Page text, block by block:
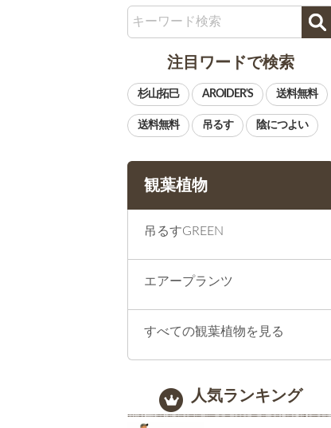
注目ワードで検索
観葉植物
吊るすGREEN
エアープランツ
すべての観葉植物を見る
人気ランキング